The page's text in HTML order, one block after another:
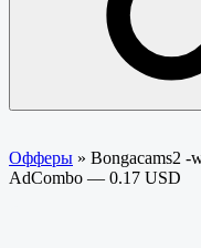
Офферы »
AdCombo — 0.17 USD